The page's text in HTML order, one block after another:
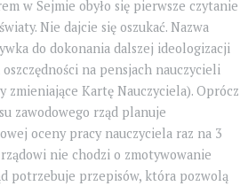
w Sejmie obyło się pierwsze czytanie
Nie dajcie się oszukać. Nazwa
do dokonania dalszej ideologizacji
na pensjach nauczycieli
Kartę Nauczyciela). Oprócz
zawodowego rząd planuje
oceny pracy nauczyciela raz na 3
nie chodzi o zmotywowanie
potrzebuje przepisów, która pozwolą